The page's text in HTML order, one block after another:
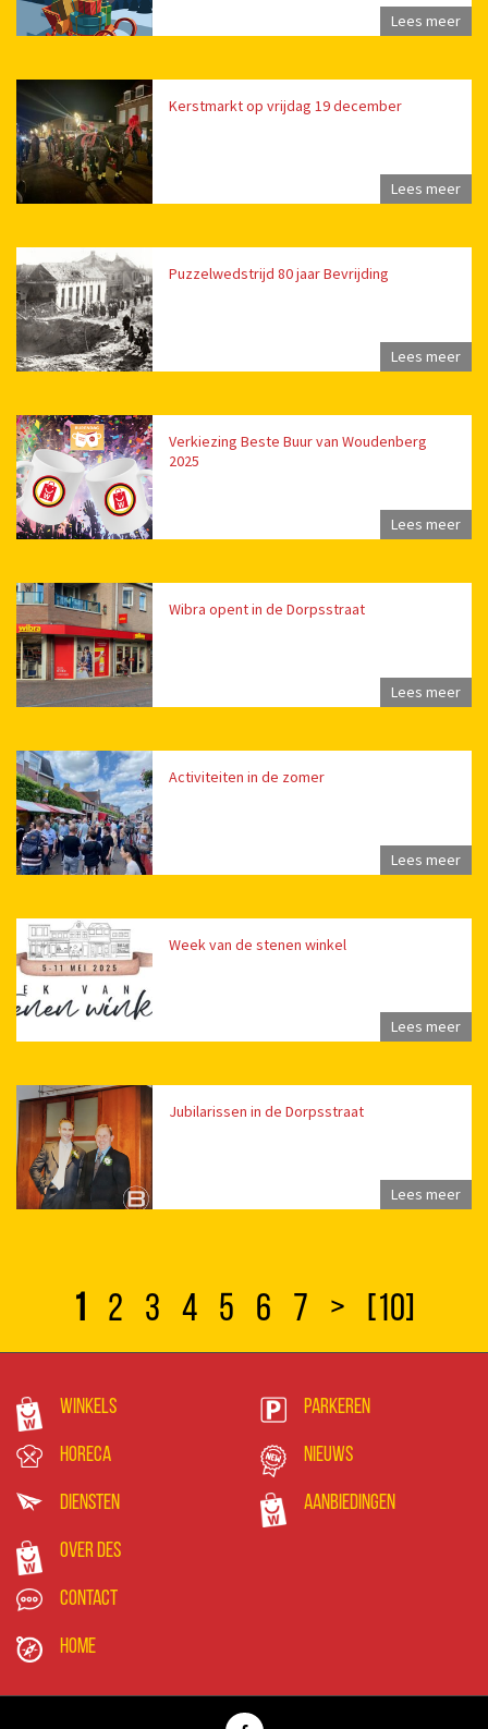
Lees meer
Kerstmarkt op vrijdag 19 december
Lees meer
Puzzelwedstrijd 80 jaar Bevrijding
Lees meer
Verkiezing Beste Buur van Woudenberg
2025
Lees meer
Wibra opent in de Dorpsstraat
Lees meer
Activiteiten in de zomer
Lees meer
Week van de stenen winkel
Lees meer
Jubilarissen in de Dorpsstraat
Lees meer
1 2 3 4 5 6 7 > [10]
Winkels
Horeca
Diensten
Parkeren
Nieuws
Aanbiedingen
Over DES
Contact
Home